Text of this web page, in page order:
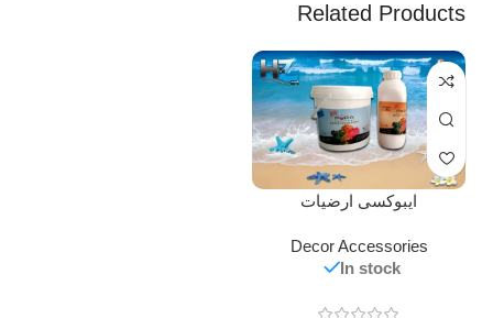
Related Products
ايبوكسى ارضيات
Decor Accessories
In stock